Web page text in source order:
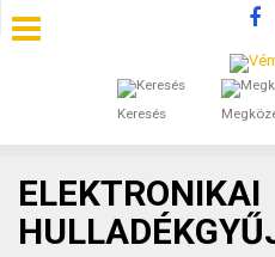
Keresés
SZÁLLÁSOK
ÁLTALÁNOS
ELEKTRONIKAI